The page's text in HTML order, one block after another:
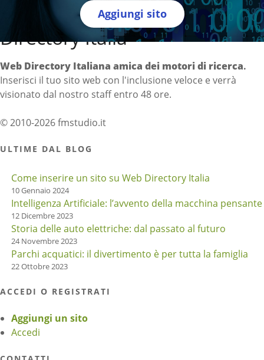
Aggiungi sito
Directory Italia
Web Directory Italiana amica dei motori di ricerca.
Inserisci il tuo sito web con l'inclusione veloce e verrà
visionato dal nostro staff entro 48 ore.
© 2010-2026 fmstudio.it
ULTIME DAL BLOG
Come inserire un sito su Web Directory Italia
10 Gennaio 2024
Intelligenza Artificiale: l’avvento della macchina pensante
12 Dicembre 2023
Storia delle auto elettriche: dal passato al futuro
24 Novembre 2023
Parchi acquatici: il divertimento è per tutta la famiglia
22 Ottobre 2023
ACCEDI O REGISTRATI
Aggiungi un sito
Accedi